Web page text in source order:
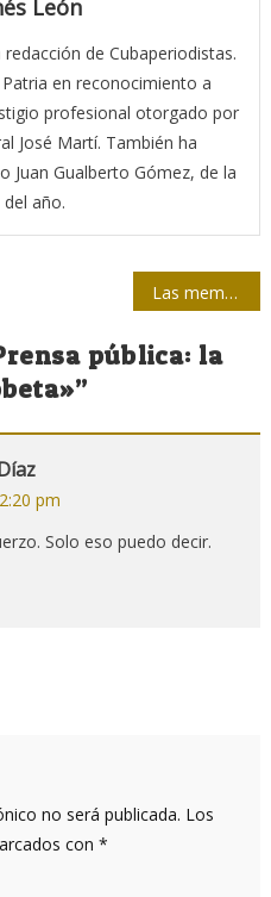
León
de Cubaperiodistas.
en reconocimiento a
profesional otorgado por
José Martí. También ha
Juan Gualberto Gómez, de la
año.
Las memorias de Jorge Oller Oller
pública: la
”
pm
Solo eso puedo decir.
no será publicada. Los
con *